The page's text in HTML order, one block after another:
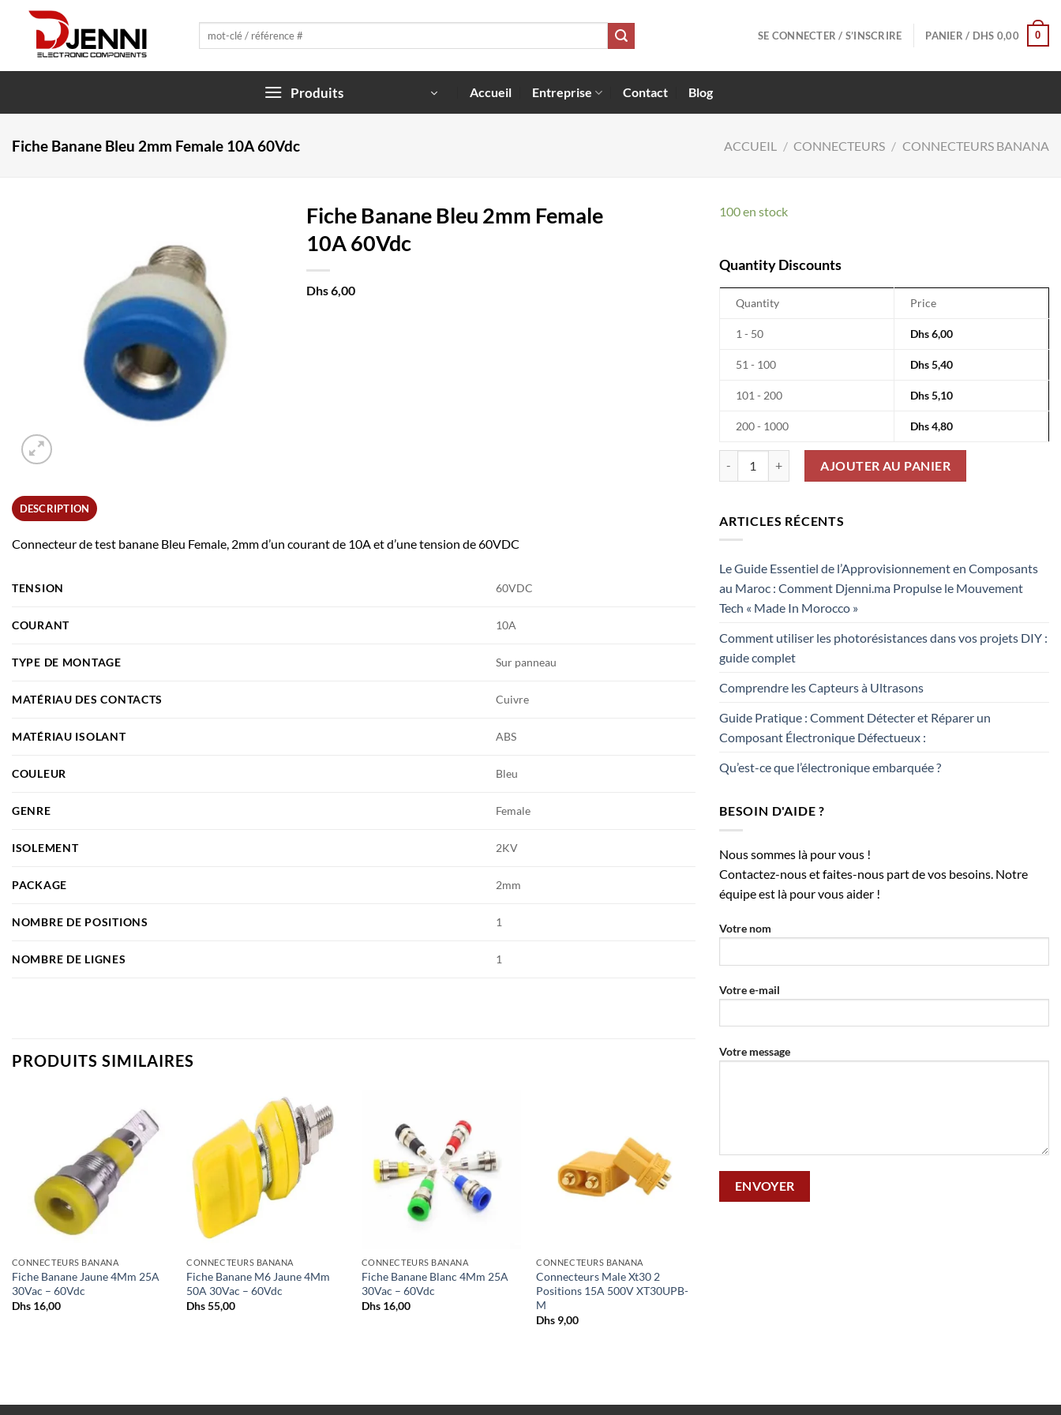
content
Recherche
SE CONNECTER / S’INSCRIRE PANIER / DHS 0,00 0
Produits Accueil Entreprise Contact Blog
Fiche Banane Bleu 2mm Female 10A 60Vdc ACCUEIL / CONNECTEURS / CONNECTEURS BANANA
Fiche Banane Bleu 2mm Female
10A 60Vdc
Dhs6,00
DESCRIPTION
Connecteur de test banane Bleu Female, 2mm d’un courant de 10A et d’une tension de 60VDC
TENSION 60VDC
COURANT 10A
TYPE DE MONTAGE Sur panneau
MATÉRIAU DES CONTACTS Cuivre
MATÉRIAU ISOLANT ABS
COULEUR Bleu
GENRE Female
ISOLEMENT 2KV
PACKAGE 2mm
NOMBRE DE POSITIONS 1
NOMBRE DE LIGNES 1
PRODUITS SIMILAIRES
CONNECTEURS BANANA
Fiche Banane Jaune 4Mm 25A
30Vac – 60Vdc
Dhs16,00
+
CONNECTEURS BANANA
Fiche Banane M6 Jaune 4Mm
50A 30Vac – 60Vdc
Dhs55,00
CONNECTEURS BANANA
Fiche Banane Blanc 4Mm 25A
30Vac – 60Vdc
Dhs16,00
CONNECTEURS BANANA
Connecteurs Male Xt30 2
Positions 15A 500V XT30UPB-
M
Dhs 9,00
100 en stock
Quantity Discounts
Quantity Price
1 - 50 Dhs6,00
51 - 100 Dhs5,40
101 - 200 Dhs5,10
200 - 1000 Dhs4,80
AJOUTER AU PANIER
ARTICLES RÉCENTS
Le Guide Essentiel de l’Approvisionnement en Composants
au Maroc : Comment Djenni.ma Propulse le Mouvement
Tech « Made In Morocco »
Comment utiliser les photorésistances dans vos projets DIY :
guide complet
Comprendre les Capteurs à Ultrasons
Guide Pratique : Comment Détecter et Réparer un
Composant Électronique Défectueux :
Qu’est-ce que l’électronique embarquée ?
BESOIN D'AIDE ?
Nous sommes là pour vous !
Contactez-nous et faites-nous part de vos besoins. Notre
équipe est là pour vous aider !
Votre nom
Votre e-mail
Votre message